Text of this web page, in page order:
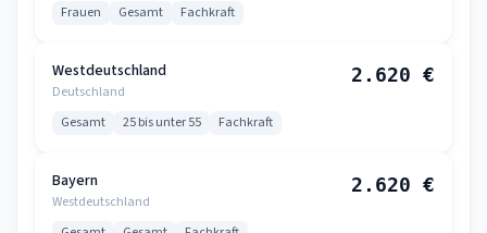
Frauen Gesamt Fachkraft
Westdeutschland
Deutschland
2.620 €
Gesamt 25 bis unter 55 Fachkraft
Bayern
Westdeutschland
2.620 €